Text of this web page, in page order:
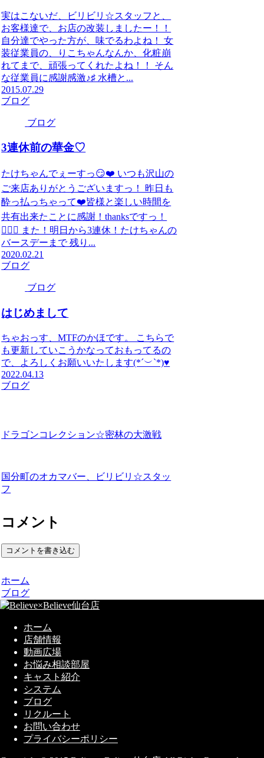
実はこないだ、ビリビリ☆スタッフと、
お客様達で、お店の改装しましたー！！
自分達でやった方が、味でるわよね！ 女
装従業員の、りこちゃんなんか、化粧崩
れてまで、頑張ってくれたよね！！ そん
な従業員に感謝感激♪♯ 水槽と...
2015.07.29
ブログ
ブログ
3連休前の華金♡
たけちゃんでぇーすっ😏❤️ いつも沢山の
ご来店ありがとうございますっ！ 昨日も
酔っ払っちゃって❤️皆様と楽しい時間を
共有出来たことに感謝！thanksですっ！
🙇‍♂️✨ また！明日から3連休！たけちゃんの
バースデーまで 残り...
2020.02.21
ブログ
ブログ
はじめまして
ちゃおっす、MTFのかほです。 こちらで
も更新していこうかなっておもってるの
で、よろしくお願いいたします(*´︶`*)♥️
2022.04.13
ブログ
ドラゴンコレクション☆密林の大激戦
国分町のオカマバー、ビリビリ☆スタッ
フ
コメント
コメントを書き込む
ホーム
ブログ
ホーム
店舗情報
動画広場
お悩み相談部屋
キャスト紹介
システム
ブログ
リクルート
お問い合わせ
プライバシーポリシー